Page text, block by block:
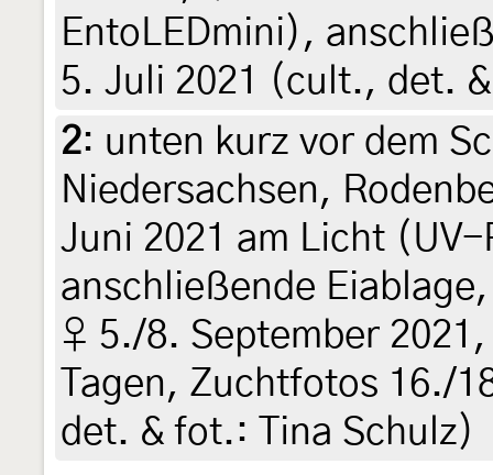
EntoLEDmini),
5. Juli 2021 (cult., det.
2: unten kurz vor dem
Niedersachsen,
Juni 2021 am Licht
anschließende
♀ 5./8. September
Tagen, Zuchtfotos 16./
det. & fot.: Tina Schulz)